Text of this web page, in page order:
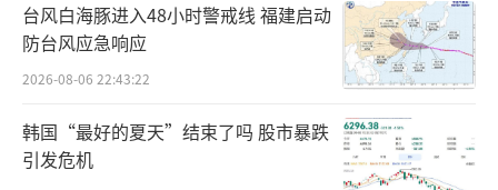
台风白海豚进入48小时警戒线 福建启动
防台风应急响应
2026-08-06 22:43:22
韩国“最好的夏天”结束了吗 股市暴跌
引发危机